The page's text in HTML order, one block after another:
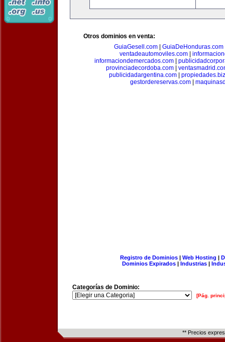
Otros dominios en venta:
GuiaGesell.com
GuiaDeHonduras.com
ventadeautomoviles.com|
informaciondemercados.com|
provinciadecordoba.com
publicidadargentina.com| propiedades.biz
gestordereservas.com
Registro de Dominios| Web Hosting |
Dominios Expirados | Industrias |
Categorías de Dominio:
[Pág.
** Precios